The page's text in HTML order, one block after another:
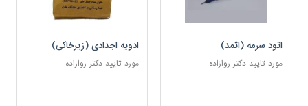
اتود سرمه (اثمد)
مورد تایید دکتر روازاده
ادویه اجدادی (زیرخاکی)
مورد تایید دکتر روازاده